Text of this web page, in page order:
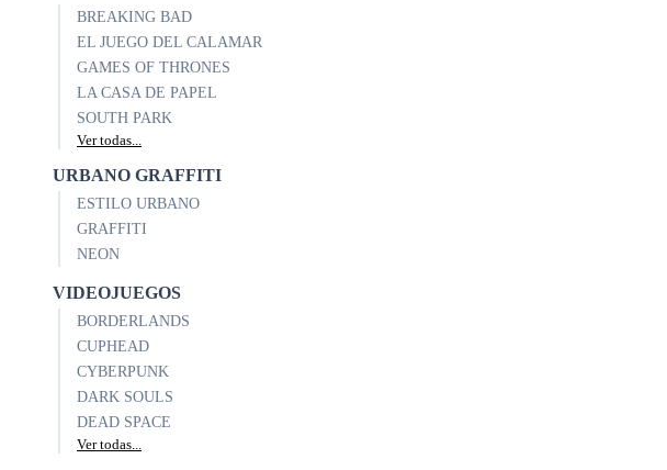
BREAKING BAD
EL JUEGO DEL CALAMAR
GAMES OF THRONES
LA CASA DE PAPEL
SOUTH PARK
Ver todas...
URBANO GRAFFITI
ESTILO URBANO
GRAFFITI
NEON
VIDEOJUEGOS
BORDERLANDS
CUPHEAD
CYBERPUNK
DARK SOULS
DEAD SPACE
Ver todas...